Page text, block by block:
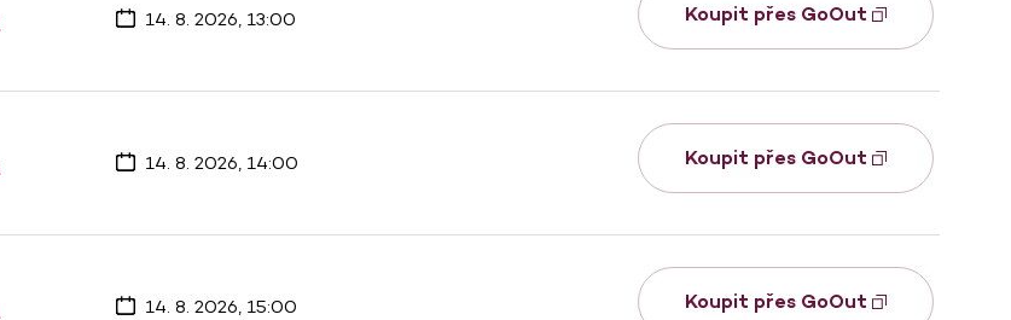
14. 8. 2026, 13:00 Koupit přes GoOut
14. 8. 2026, 14:00 Koupit přes GoOut
14. 8. 2026, 15:00 Koupit přes GoOut